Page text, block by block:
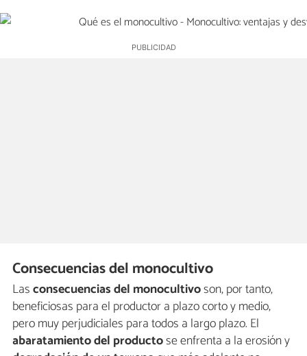
Consecuencias del monocultivo
Lasconsecuencias del monocultivoson, por tanto,
beneficiosas para el productor a plazo corto y medio,
pero muy perjudiciales para todos a largo plazo. El
abaratamiento del productose enfrenta a la erosión y